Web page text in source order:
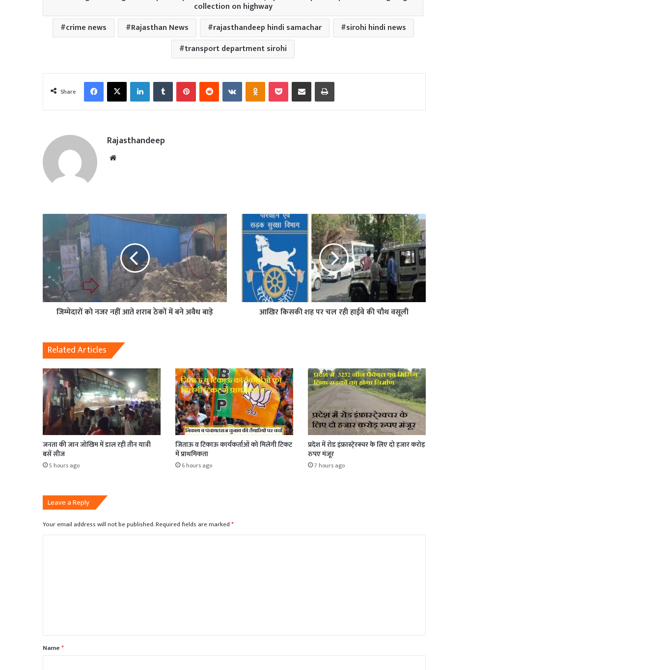
collection on highway
crime news
Rajasthan News rajasthandeep hindi samachar
sirohi hindi news
transport department sirohi
Share
FacebookX LinkedInTumblr PinterestReddit VKontakteOdnoklassniki
Pocket Share via Email Print
Rajasthandeep
जिम्मेदारों को नजर नहीं आते शराब ठेकों में बने अवैध बाड़े आखिर किसकी शह पर चल रही हाईवे की चौथ वसूली
Related Articles
जनता की जान जोखिम में डाल रही तीन यात्री
बसें सीज
5 hours ago
जिताऊ व टिकाऊ कार्यकर्ताओं को मिलेगी टिकट
में प्राथमिकता
6 hours ago
प्रदेश में रोड इंफ्रास्टे्रक्चर के लिए दो हजार करोड़
रुपए मंजूर
7 hours ago
Leave a Reply
Your email address will not be published.Required fields are marked*
*Name*